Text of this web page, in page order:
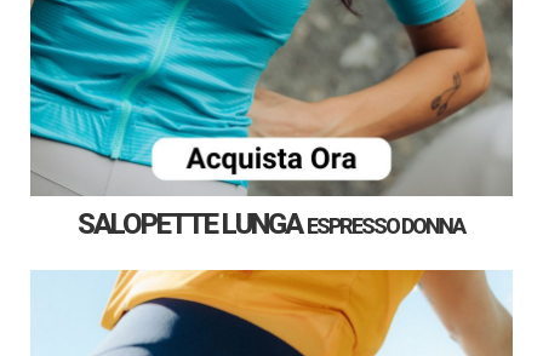
SALOPETTE LUNGAESPRESSODONNA